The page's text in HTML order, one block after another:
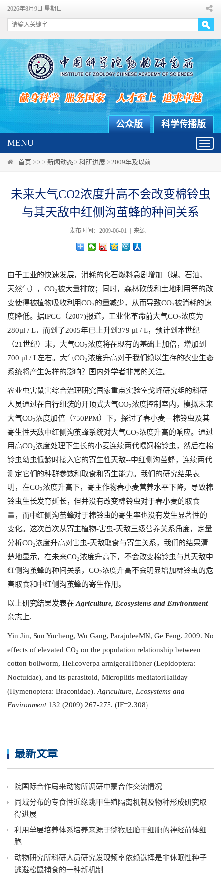
2026年8月9日 星期日
科学传播版
公众版
MENU
首页 > > > 新闻动态 > 科研进展 > 2009年及以前
未来大气CO2浓度升高不会改变棉铃虫
与其天敌中红侧沟茧蜂的种间关系
发布时间：2009-06-01 | 来源：
由于工业的快速发展，消耗的化石燃料急剧增加（煤、石油、
天然气），CO2被大量排放；同时，森林砍伐和土地利用等的改
变使得被植物吸收利用CO2的量减少，从而导致CO2被消耗的速
度降低。据IPCC（2007)报道，工业化革命前大气CO2浓度为
280μl / L，而到了2005年已上升到379 μl / L，预计到本世纪
（21世纪）末，大气CO2浓度将在现有的基础上加倍，增加到
700 μl / L左右。大气CO2浓度升高对于我们赖以生存的农业生态
系统将产生怎样的影响？国内外学者非常的关注。
农业虫害鼠害综合治理研究国家重点实验室戈峰研究组的科研
人员通过在自行组装的开顶式大气CO2浓度控制室内，模拟未来
大气CO2浓度加倍（750PPM）下，探讨了春小麦－棉铃虫及其
寄生性天敌中红侧沟茧蜂系统对大气CO2浓度升高的响应。通过
用高CO2浓度处理下生长的小麦连续两代喂饲棉铃虫，然后在棉
铃虫幼虫低龄时接入它的寄生性天敌--中红侧沟茧蜂，连续两代
测定它们的种群参数和取食和寄生能力。我们的研究结果表
明，在CO2浓度升高下，寄主作物春小麦营养水平下降，导致棉
铃虫生长发育延长，但并没有改变棉铃虫对于春小麦的取食
量，而中红侧沟茧蜂对于棉铃虫的寄生率也没有发生显著性的
变化。这次首次从寄主植物-害虫-天敌三级营养关系角度，定量
分析CO2浓度升高对害虫-天敌取食与寄生关系，我们的结果清
楚地显示，在未来CO2浓度升高下，不会改变棉铃虫与其天敌中
红侧沟茧蜂的种间关系，CO2浓度升高不会明显增加棉铃虫的危
害取食和中红侧沟茧蜂的寄生作用。
以上研究结果发表在 Agriculture, Ecosystems and Environment
杂志上.
Yin Jin, Sun Yucheng, Wu Gang, ParajuleeMN, Ge Feng. 2009. No
effects of elevated CO2 on the population relationship between
cotton bollworm, Helicoverpa armigeraHübner (Lepidoptera:
Noctuidae), and its parasitoid, Microplitis mediatorHaliday
(Hymenoptera: Braconidae). Agriculture, Ecosystems and
Environment132 (2009) 267-275. (IF=2.308)
最新文章
院国际合作局来动物所调研中蒙合作交流情况
同域分布的专食性近缘跳甲生殖隔离机制及物种形成研究取
得进展
利用单层培养体系培养来源于猕猴胚胎干细胞的神经前体细
胞
动物研究所科研人员研究发现频率依赖选择是非休眠性种子
逃避松鼠捕食的一种新机制